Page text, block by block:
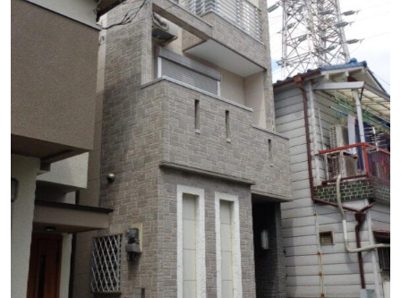
Home
Service
事業内容
- 塗装工事 - リノベーション工事 - 公共工事
About
会社概要